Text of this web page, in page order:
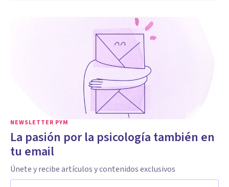
NEWSLETTER PYM
La pasión por la psicología también en
tu email
Únete y recibe artículos y contenidos exclusivos